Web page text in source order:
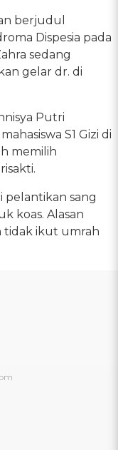
berjudul
Dispesia pada
sedang
gelar dr. di
Putri
S1 Gizi di
memilih
pelantikan sang
koas. Alasan
tidak ikut umrah